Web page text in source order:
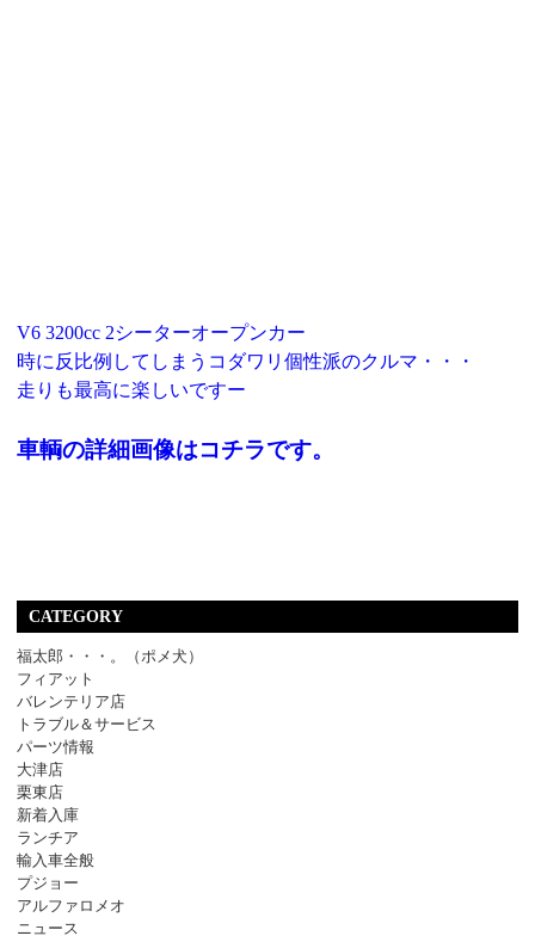
V6 3200cc 2シーターオープンカー
時に反比例してしまうコダワリ個性派のクルマ・・・
走りも最高に楽しいですー
車輌の詳細画像はコチラです。
CATEGORY
福太郎・・・。（ポメ犬）
フィアット
バレンテリア店
トラブル＆サービス
パーツ情報
大津店
栗東店
新着入庫
ランチア
輸入車全般
プジョー
アルファロメオ
ニュース